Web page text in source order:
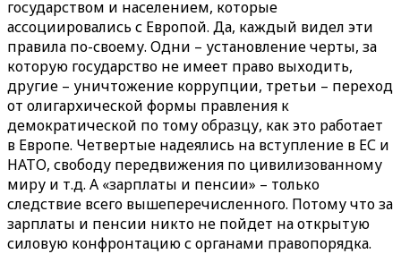
государством и населением, которые
ассоциировались с Европой. Да, каждый видел эти
правила по-своему. Одни – установление черты, за
которую государство не имеет право выходить,
другие – уничтожение коррупции, третьи – переход
от олигархической формы правления к
демократической по тому образцу, как это работает
в Европе. Четвертые надеялись на вступление в ЕС и
НАТО, свободу передвижения по цивилизованному
миру и т.д. А «зарплаты и пенсии» – только
следствие всего вышеперечисленного. Потому что за
зарплаты и пенсии никто не пойдет на открытую
силовую конфронтацию с органами правопорядка.